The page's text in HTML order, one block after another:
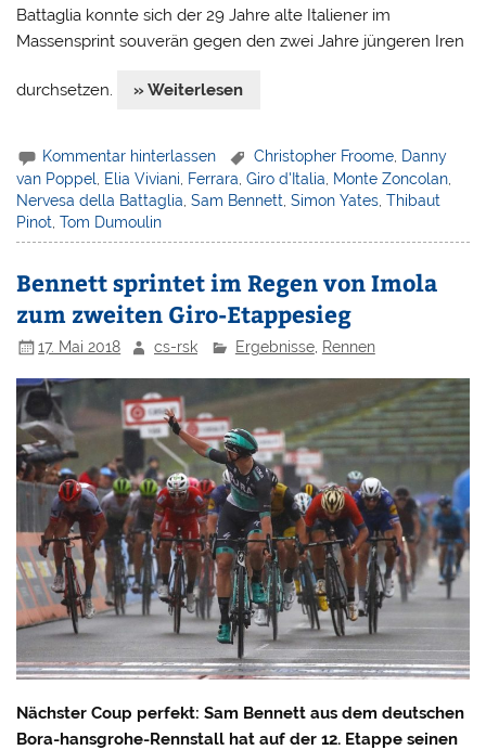
Battaglia konnte sich der 29 Jahre alte Italiener im
Massensprint souverän gegen den zwei Jahre jüngeren Iren
durchsetzen. » Weiterlesen
Kommentar hinterlassen Christopher Froome Danny
van Poppel, Elia Viviani, Ferrara,Giro d'Italia, Monte Zoncolan,
Nervesa della Battaglia,Sam Bennett,Simon Yates,Thibaut
Pinot,Tom Dumoulin
Bennett sprintet im Regen von Imola
zum zweiten Giro-Etappesieg
17. Mai 2018 cs-rsk Ergebnisse, Rennen
Nächster Coup perfekt: Sam Bennett aus dem deutschen
Bora-hansgrohe-Rennstall hat auf der 12. Etappe seinen